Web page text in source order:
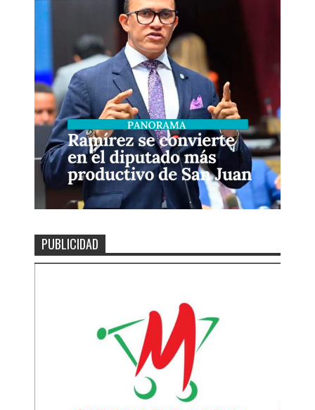
PUBLICIDAD